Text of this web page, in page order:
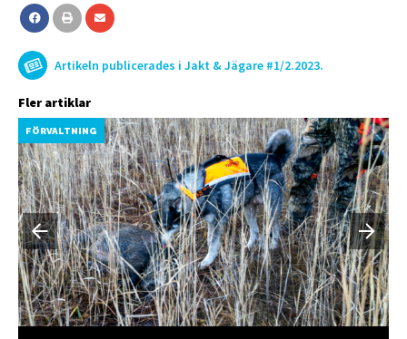
Artikeln publicerades i Jakt & Jägare #1/2.2023.
Fler artiklar
FÖRVALTNING